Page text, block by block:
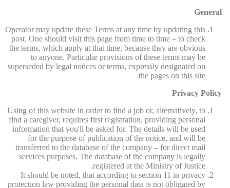
General
Operator may update these Terms at any time by updating this
post. One should visit this page from time to time – to check
the terms, which apply at that time, because they are obvious
to anyone. Particular provisions of these terms may be
superseded by legal notices or terms, expressly designated on
the pages on this site.
Privacy Policy
Using of this website in order to find a job or, alternatively, to
find a caregiver, requires first registration, providing personal
information that you'll be asked for. The details will be used
for the purpose of publication of the notice, and will be
transferred to the database of the company – for direct mail
services purposes. The database of the company is legally
registered at the Ministry of Justice.
It should be noted, that according to section 11 in privacy
protection law providing the personal data is not obligated by